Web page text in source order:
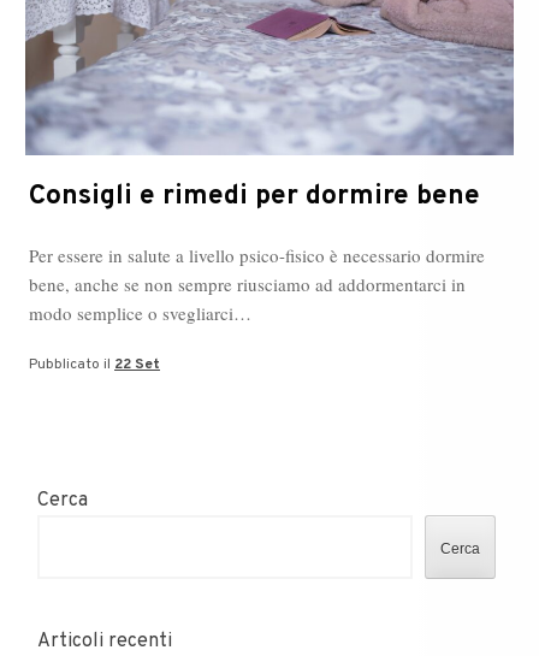
Consigli e rimedi per dormire bene
Per essere in salute a livello psico-fisico è necessario dormire
bene, anche se non sempre riusciamo ad addormentarci in
modo semplice o svegliarci…
Pubblicato il 22 Set
Cerca
Cerca
Articoli recenti